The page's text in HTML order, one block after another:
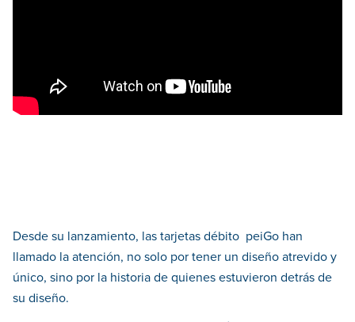
Desde su lanzamiento, las tarjetas débito peiGo han
llamado la atención, no solo por tener un diseño atrevido y
único, sino por la historia de quienes estuvieron detrás de
su diseño.